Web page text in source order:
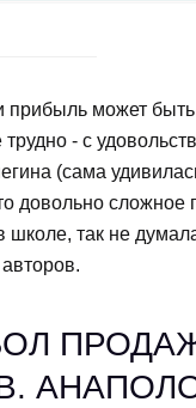
прибыль может
- с
(сама
довольно сложное
школе, так не